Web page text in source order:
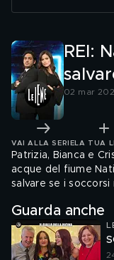
REI:
02 mar
VAI ALLA SERIE LA TUA
Patrizia, Bianca e
acque del fiume
salvare se i
ha fatto al 112 e le
riprendono gli ultimi
Guarda anche